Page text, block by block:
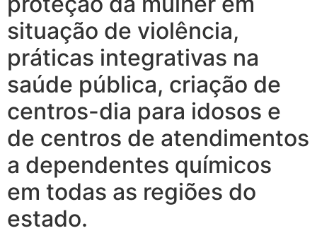
situação de violência,
práticas integrativas na
saúde pública, criação de
centros-dia para idosos e
de centros de atendimentos
a dependentes químicos
em todas as regiões do
estado.